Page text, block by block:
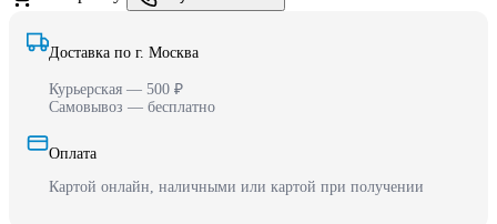
Доставка по г. Москва
Курьерская — 500 ₽
Самовывоз — бесплатно
Оплата
Картой онлайн, наличными или картой при получении